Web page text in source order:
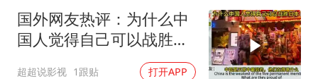
构建更高水平的全民健身公共服务体系
奋力开创中国式现代化建设新局面
国外网友热评：为什么中
国人觉得自己可以战胜日
超超说影视 1跟贴 打开APP